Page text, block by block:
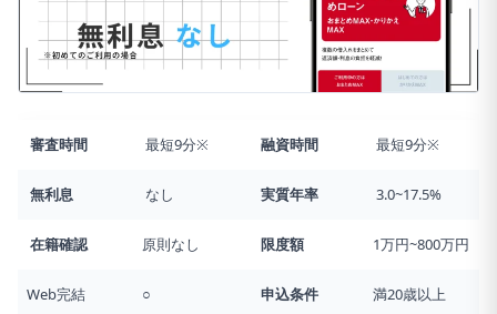
審査時間 最短9分※ 融資時間 最短9分※
無利息 なし 実質年率 3.0~17.5%
在籍確認 原則なし 限度額 1万円~800万円
Web完結 ○ 申込条件 満20歳以上